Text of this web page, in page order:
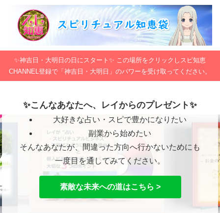
✨神吉日・大明日の日にスタート✨ この場所をクリックしスピ知恵
CHANNEL登録で「神吉日・大明日」のパワーを受け取ってください。
✨こんなあなたへ、レイからのプレゼント✨
大好きな占い・スピで豊かになりたい
副業から始めたい
そんなあなたが、間違った方向へ行かないためにも
一度目を通してみてください。
素敵な未来への道はこちら >